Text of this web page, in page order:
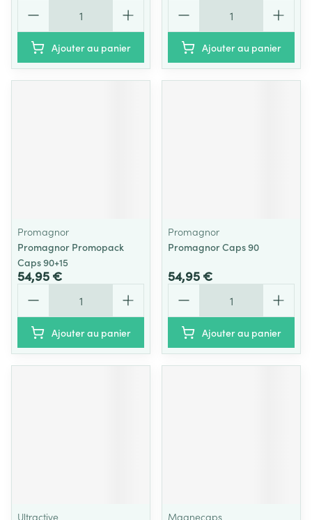
Ajouter au panier Ajouter au panier
Promagnor
Promagnor Promopack
Caps 90+15
54,95 €
Ajouter au panier
Promagnor
Promagnor Caps 90
54,95 €
Ajouter au panier
Ultractive Magnecaps